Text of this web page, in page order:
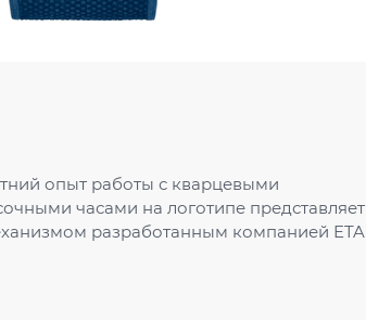
опыт работы с кварцевыми
часами на логотипе представляет
разработанным компанией ETA